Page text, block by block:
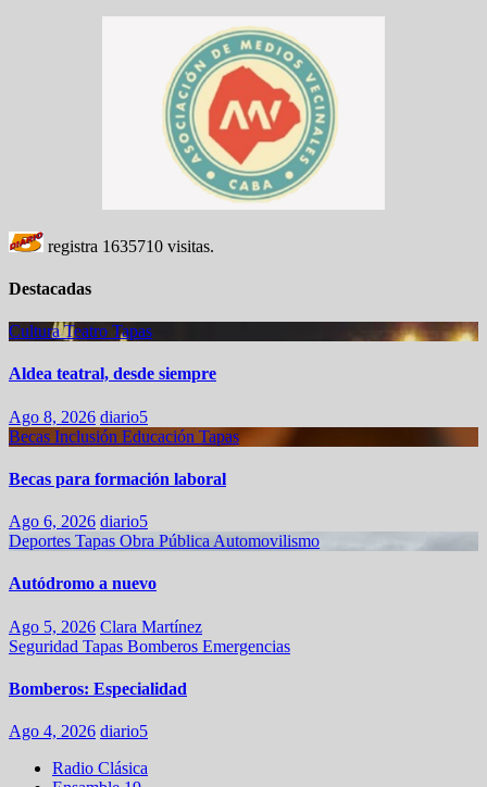
registra 1635710 visitas.
Destacadas
CulturaTeatro Tapas
Aldea teatral, desde siempre
Ago 8, 2026 diario5
Becas Inclusión Educación Tapas
Becas para formación laboral
Ago 6, 2026 diario5
Deportes Tapas Obra Pública Automovilismo
Autódromo a nuevo
Ago 5, 2026 Clara Martínez
Seguridad Tapas Bomberos Emergencias
Bomberos: Especialidad
Ago 4, 2026 diario5
Radio Clásica